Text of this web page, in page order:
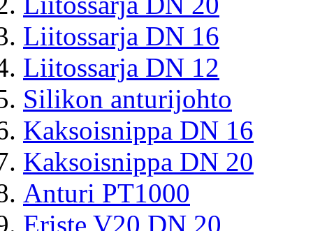
Liitossarja DN 16
Liitossarja DN 12
Silikon anturijohto
Kaksoisnippa DN 16
Kaksoisnippa DN 20
Anturi PT1000
Eriste V20 DN 20